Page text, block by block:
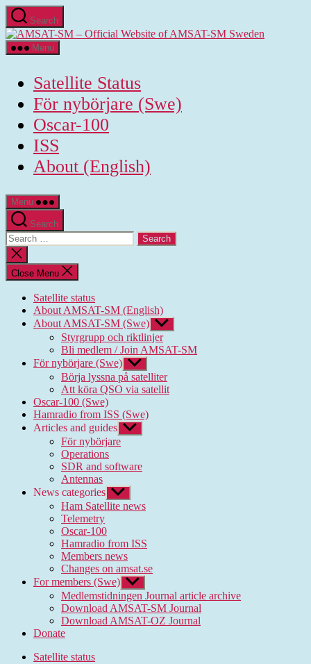
Skip
to
the
content
Search
Menu
Satellite Status
För nybörjare (Swe)
Oscar-100
ISS
About (English)
Menu
Search
Search
for:
Close
search
Close Menu
Satellite status
About AMSAT-SM (English)
About AMSAT-SM (Swe) Show
sub
menu
Styrgrupp och riktlinjer
Bli medlem / Join AMSAT-SM
För nybörjare (Swe) Show
sub
menu
Börja lyssna på satelliter
Att köra QSO via satellit
Oscar-100 (Swe)
Hamradio from ISS (Swe)
Articles and guides Show
sub
För nybörjare
Operations
SDR and software
Antennas
News categories Show
sub
menu
Ham Satellite news
Telemetry
Oscar-100
Hamradio from ISS
Members news
Changes on amsat.se
For members (Swe) Show
sub
menu
Medlemstidningen Journal article archive
Download AMSAT-SM Journal
Download AMSAT-OZ Journal
Donate
Satellite status